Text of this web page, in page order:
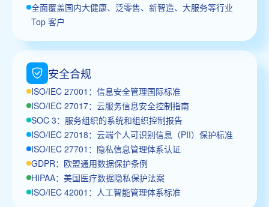
全面覆盖国内大健康、泛零售、新智造、大服务等行业
Top 客户
安全合规
ISO/IEC 27001：信息安全管理国际标准
ISO/IEC 27017：云服务信息安全控制指南
SOC 3：服务组织的系统和组织控制报告
ISO/IEC 27018：云端个人可识别信息（PII）保护标准
ISO/IEC 27701：隐私信息管理体系认证
GDPR：欧盟通用数据保护条例
HIPAA：美国医疗数据隐私保护法案
ISO/IEC 42001：人工智能管理体系标准